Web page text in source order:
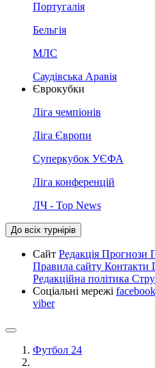
Португалія
Бельгія
МЛС
Саудівська Аравія
Єврокубки
Ліга чемпіонів
Ліга Європи
Суперкубок УЄФА
Ліга конференцій
ЛЧ - Top News
До всіх турнірів
Сайт Редакція Прогнози
Правила сайту Контакти
Редакційна політика
Соціальні мережі facebook
viber
Футбол 24